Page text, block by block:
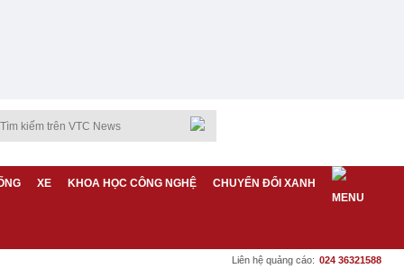
XE KHOA HỌC CÔNG NGHỆ CHUYỂN ĐỔI XANH
Liên hệ quảng cáo: 024 36321588